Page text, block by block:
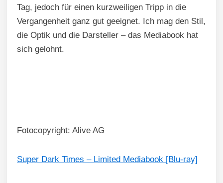
Tag, jedoch für einen kurzweiligen Tripp in die
Vergangenheit ganz gut geeignet. Ich mag den Stil,
die Optik und die Darsteller – das Mediabook hat
sich gelohnt.
Fotocopyright: Alive AG
Super Dark Times – Limited Mediabook [Blu-ray]